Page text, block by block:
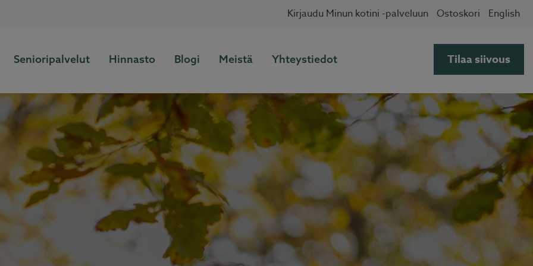
Kirjaudu Minun kotini -palveluun Ostoskori English
Senioripalvelut Hinnasto Blogi Meistä Yhteystiedot Tilaa siivous